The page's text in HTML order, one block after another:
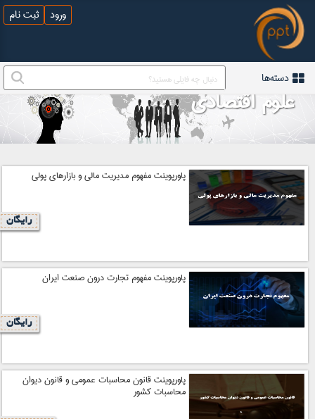
ورود ثبت نام
دسته‌ها
علوم اقتصادی
پاورپوینت مفهوم مدیریت مالی و بازارهای پولی
رایگان
پاورپوینت مفهوم تجارت درون صنعت ایران
رایگان
پاورپوینت قانون محاسبات عمومی و قانون دیوان
محاسبات کشور